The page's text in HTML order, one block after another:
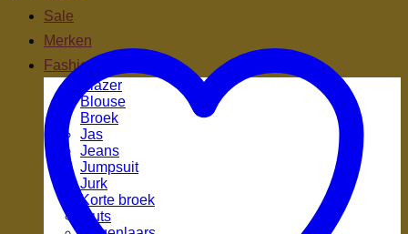
Sale
Merken
Fashion
Blazer
Blouse
Broek
Jas
Jeans
Jumpsuit
Jurk
Korte broek
Muts